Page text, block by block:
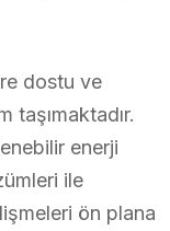
dostu ve
taşımaktadır.
enerji
ile
ön plana